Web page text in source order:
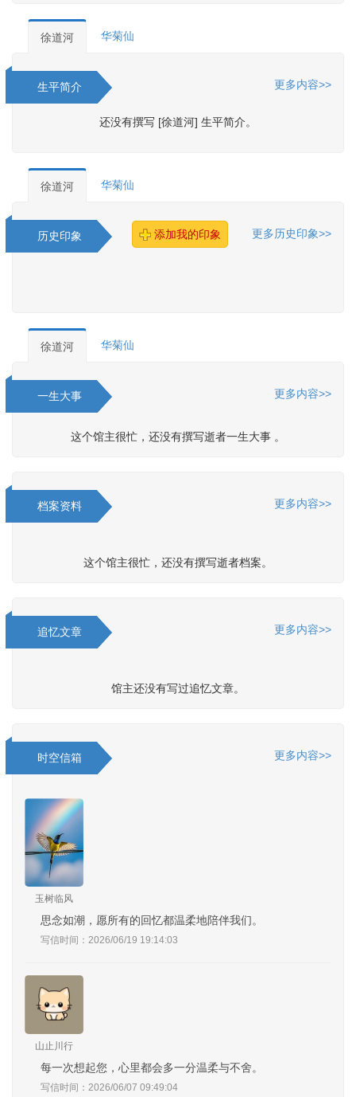
徐道河 华菊仙
生平简介 更多内容>>
还没有撰写 [徐道河] 生平简介。
徐道河 华菊仙
历史印象 添加我的印象 更多历史印象>>
徐道河 华菊仙
一生大事 更多内容>>
这个馆主很忙，还没有撰写逝者一生大事 。
档案资料 更多内容>>
这个馆主很忙，还没有撰写逝者档案。
追忆文章 更多内容>>
馆主还没有写过追忆文章。
时空信箱 更多内容>>
玉树临风
思念如潮，愿所有的回忆都温柔地陪伴我们。
写信时间：2026/06/19 19:14:03
山止川行
每一次想起您，心里都会多一分温柔与不舍。
写信时间：2026/06/07 09:49:04